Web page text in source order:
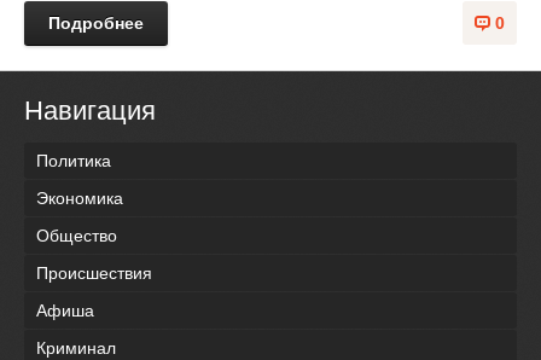
0
Подробнее
Навигация
Политика
Экономика
Общество
Происшествия
Афиша
Криминал